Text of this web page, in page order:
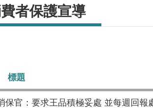
者保護宣導
標題
官：要求王品積極妥處 並每週回報